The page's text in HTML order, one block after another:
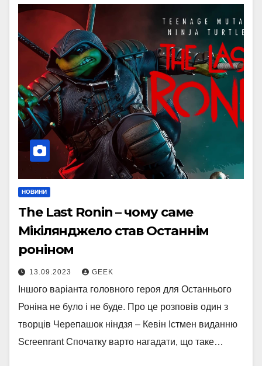
НОВИНИ
The Last Ronin – чому саме
Мікілянджело став Останнім
роніном
13.09.2023 GEEK
Іншого варіанта головного героя для Останнього
Роніна не було і не буде. Про це розповів один з
творців Черепашок ніндзя – Кевін Істмен виданню
Screenrant Спочатку варто нагадати, що таке…